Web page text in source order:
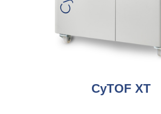
CyTOF XT